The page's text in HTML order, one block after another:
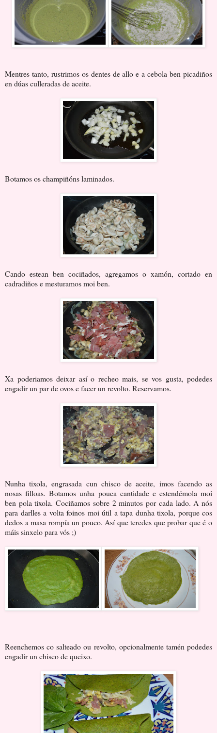
Mentres tanto, rustrimos os dentes de allo e a cebola ben picadiños
en dúas culleradas de aceite.
Botamos os champiñóns laminados.
Cando estean ben cociñados, agregamos o xamón, cortado en
cadradiños e mesturamos moi ben.
Xa poderiamos deixar así o recheo mais, se vos gusta, podedes
engadir un par de ovos e facer un revolto. Reservamos.
Nunha tixola, engrasada cun chisco de aceite, imos facendo as
nosas filloas. Botamos unha pouca cantidade e estendémola moi
ben pola tixola. Cociñamos sobre 2 minutos por cada lado. A nós
para darlles a volta foinos moi útil a tapa dunha tixola, porque cos
dedos a masa rompía un pouco. Así que teredes que probar que é o
máis sinxelo para vós ;)
Reenchemos co salteado ou revolto, opcionalmente tamén podedes
engadir un chisco de queixo.